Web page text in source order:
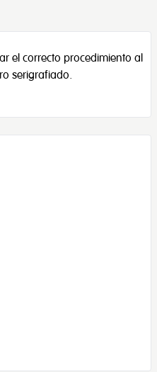
el correcto procedimiento al
serigrafiado.